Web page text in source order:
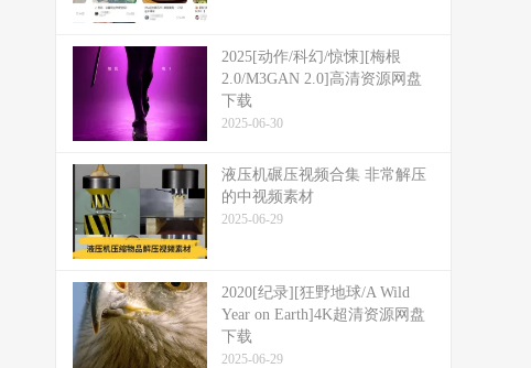
2025[动作/科幻/惊悚][梅根
2.0/M3GAN 2.0]高清资源网盘
下载
2025-06-30
液压机碾压视频合集 非常解压
的中视频素材
2025-06-29
2020[纪录][狂野地球/A Wild
Year on Earth]4K超清资源网盘
下载
2025-06-29